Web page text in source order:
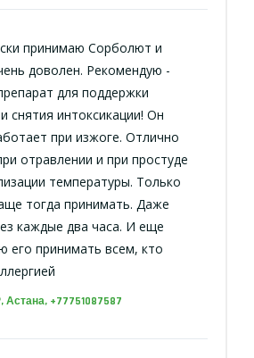
принимаю Сорболют и
доволен. Рекомендую -
для поддержки
снятия интоксикации! Он
при изжоге. Отлично
отравлении и при простуде
температуры. Только
тогда принимать. Даже
каждые два часа. И еще
его принимать всем, кто
+77751087587